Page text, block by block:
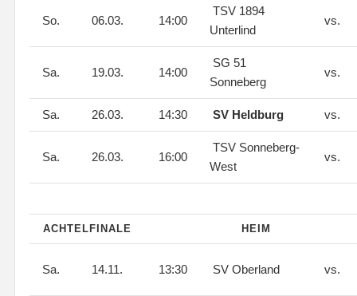
So. 06.03. 14:00
TSV 1894
Unterlind
vs.
Sa. 19.03. 14:00
SG 51
Sonneberg
vs.
Sa. 26.03. 14:30 SV Heldburg vs.
Sa. 26.03. 16:00
TSV Sonneberg-
West
vs.
ACHTELFINALE HEIM
Sa. 14.11. 13:30 SV Oberland vs.